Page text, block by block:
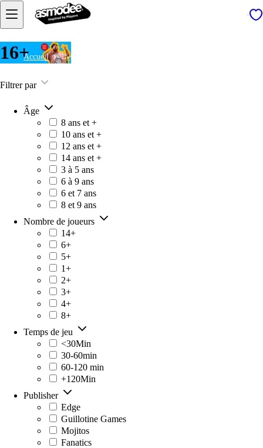
Accueil 16+
16+
Filtrer par
Âge
8 ans et +
10 ans et +
12 ans et +
14 ans et +
3 à 5 ans
6 à 9 ans
6 et 7 ans
8 et 9 ans
Nombre de joueurs
14+
6+
5+
1+
2+
3+
4+
8+
Temps de jeu
<30Min
30-60min
60-120 min
+120Min
Publisher
Edge
Guillotine Games
Mojitos
Fanatics